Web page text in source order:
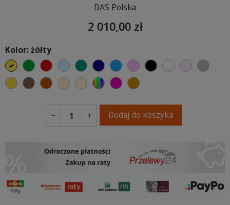
DAS Polska
2 010,00 zł
Kolor: żółty
żółtyzielonyczerwony
błękitnyturkusowygranatowyniebieski
różowyczarnybiałyjasny róż
szary
musztardowy
brązowy
ceglastyciepły kremowy
ecru beżowy
wybór koloru
fuksjakoniakowy
− + Dodaj do koszyka